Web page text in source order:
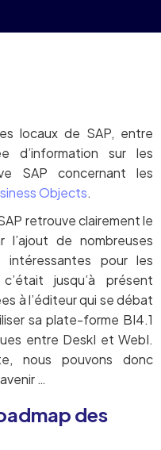
locaux de SAP, entre
d’information sur les
SAP concernant les
Objects.
retrouve clairement le
l’ajout de nombreuses
intéressantes pour les
jusqu’à présent
à l’éditeur qui se débat
sa plate-forme BI4.1
entre DeskI et WebI.
nous pouvons donc
…
des